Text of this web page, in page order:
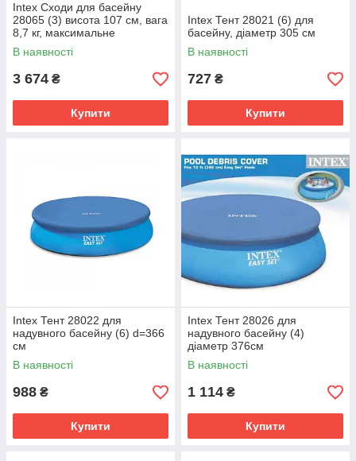
Intex Сходи для басейну
28065 (3) висота 107 см, вага
8,7 кг, максимальне
навантаження 136 кг
В наявності
3 674 ₴
Купити
Intex Тент 28021 (6) для
басейну, діаметр 305 см
В наявності
727 ₴
Купити
Intex Тент 28022 для
надувного басейну (6) d=366
см
В наявності
988 ₴
Купити
Intex Тент 28026 для
надувного басейну (4)
діаметр 376см
В наявності
1 114 ₴
Купити